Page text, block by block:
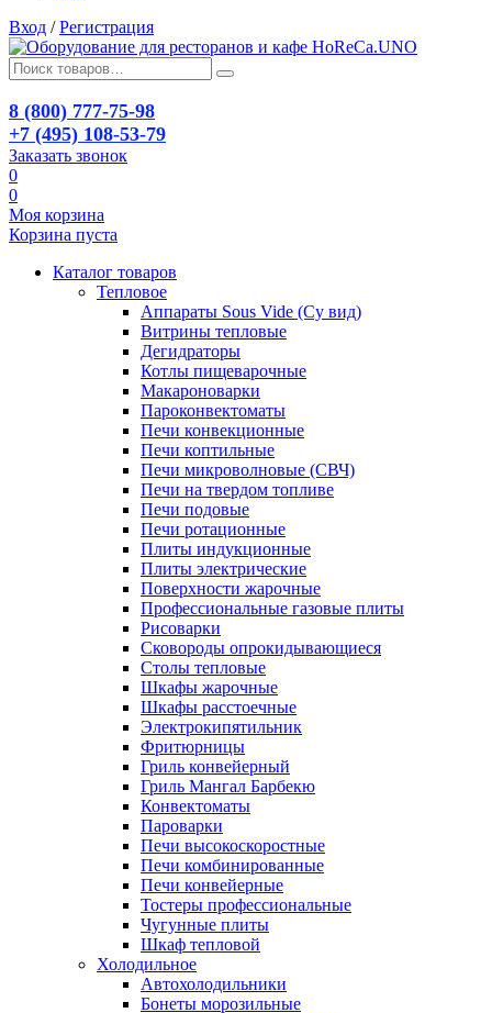
Вход / Регистрация
8 (800) 777-75-98
+7 (495) 108-53-79
Заказать звонок
0
0
Моя корзина
Корзина пуста
Каталог товаров
Тепловое
Аппараты Sous Vide (Су вид)
Витрины тепловые
Дегидраторы
Котлы пищеварочные
Макароноварки
Пароконвектоматы
Печи конвекционные
Печи коптильные
Печи микроволновые (СВЧ)
Печи на твердом топливе
Печи подовые
Печи ротационные
Плиты индукционные
Плиты электрические
Поверхности жарочные
Профессиональные газовые плиты
Рисоварки
Сковороды опрокидывающиеся
Столы тепловые
Шкафы жарочные
Шкафы расстоечные
Электрокипятильник
Фритюрницы
Гриль конвейерный
Гриль Мангал Барбекю
Конвектоматы
Пароварки
Печи высокоскоростные
Печи комбинированные
Печи конвейерные
Тостеры профессиональные
Чугунные плиты
Шкаф тепловой
Холодильное
Автохолодильники
Бонеты морозильные